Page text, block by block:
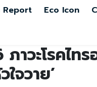
Report Eco Icon
ภาวะโรคไ
ใจวาย’